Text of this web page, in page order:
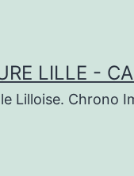
LILLE -
Lilloise. Chrono